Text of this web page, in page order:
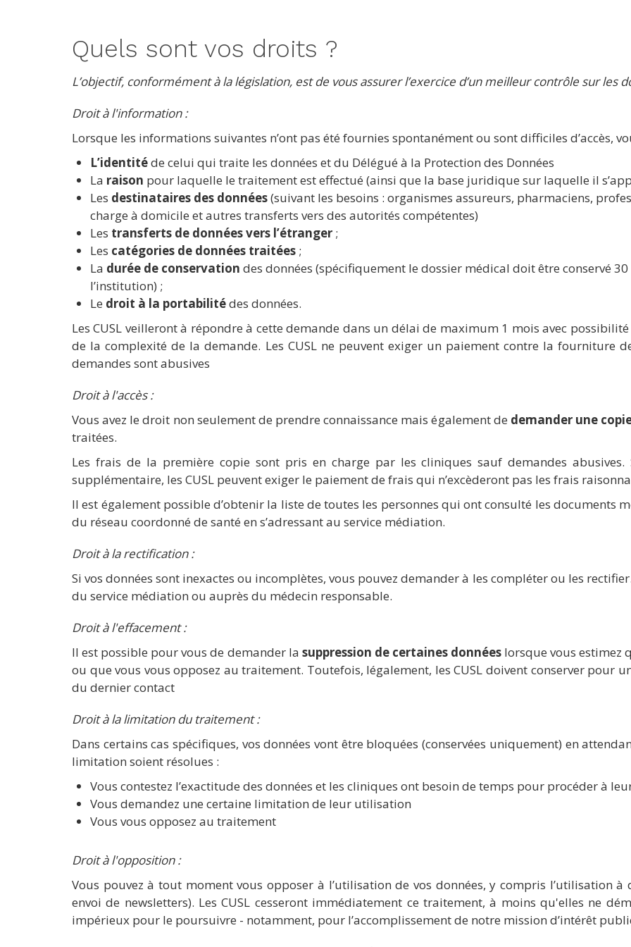
Quels sont vos droits ?
L’objectif, conformément à la législation, est de vous assurer l’exercice d’un meilleur contrôle sur les
Droit à l'information :
Lorsque les informations suivantes n’ont pas été fournies spontanément ou sont difficiles d’accès,
L’identitéde celui qui traite les données et du Délégué à la Protection des Données
La raison pour laquelle le traitement est effectué (ainsi que la base juridique sur laquelle il
Les destinataires des données(suivant les besoins : organismes assureurs, pharmaciens,
charge à domicile et autres transferts vers des autorités compétentes)
Les transferts de données vers l’étranger;
Les catégories de données traitées;
La durée de conservation des données (spécifiquement le dossier médical doit être conservé
l’institution) ;
Le droit à la portabilitédes données.
Les CUSL veilleront à répondre à cette demande dans un délai de maximum 1 mois avec
de la complexité de la demande. Les CUSL ne peuvent exiger un paiement contre la fourniture
demandes sont abusives
Droit à l'accès :
Vous avez le droit non seulement de prendre connaissance mais également de demander une
traitées.
Les frais de la première copie sont pris en charge par les cliniques sauf demandes
supplémentaire, les CUSL peuvent exiger le paiement de frais qui n’excèderont pas les frais
Il est également possible d’obtenir la liste de toutes les personnes qui ont consulté les documents
du réseau coordonné de santé en s’adressant au service médiation.
Droit à la rectification :
Si vos données sont inexactes ou incomplètes, vous pouvez demander à les compléter ou les
du service médiation ou auprès du médecin responsable.
Droit à l'effacement :
Il est possible pour vous de demander la suppression de certaines données lorsque vous estimez
ou que vous vous opposez au traitement. Toutefois, légalement, les CUSL doivent conserver pour
du dernier contact
Droit à la limitation du traitement :
Dans certains cas spécifiques, vos données vont être bloquées (conservées uniquement) en
limitation soient résolues :
Vous contestez l’exactitude des données et les cliniques ont besoin de temps pour procéder à
Vous demandez une certaine limitation de leur utilisation
Vous vous opposez au traitement
Droit à l'opposition :
Vous pouvez à tout moment vous opposer à l’utilisation de vos données, y compris l’utilisation
envoi de newsletters). Les CUSL cesseront immédiatement ce traitement, à moins qu'elles ne
impérieux pour le poursuivre - notamment, pour l’accomplissement de notre mission d’intérêt